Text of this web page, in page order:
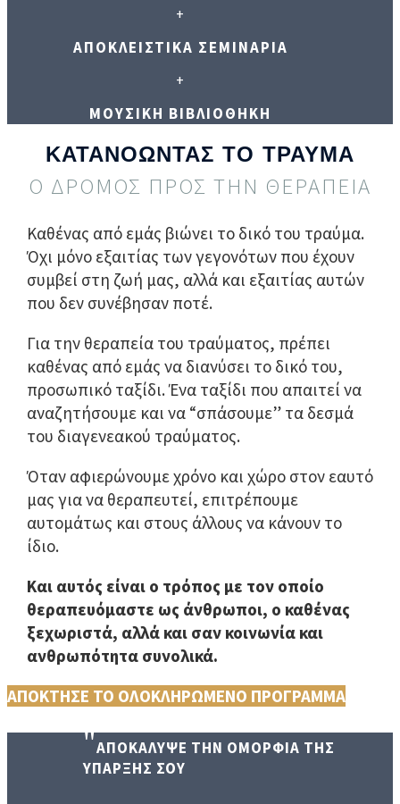
+
ΑΠΟΚΛΕΙΣΤΙΚΑ ΣΕΜΙΝΑΡΙΑ
+
ΜΟΥΣΙΚΗ ΒΙΒΛΙΟΘΗΚΗ
ΚΑΤΑΝΟΩΝΤΑΣ ΤΟ ΤΡΑΥΜΑ
Ο ΔΡΟΜΟΣ ΠΡΟΣ ΤΗΝ ΘΕΡΑΠΕΙΑ
Καθένας από εμάς βιώνει το δικό του τραύμα.
Όχι μόνο εξαιτίας των γεγονότων που έχουν
συμβεί στη ζωή μας, αλλά και εξαιτίας αυτών
που δεν συνέβησαν ποτέ.
Για την θεραπεία του τραύματος, πρέπει
καθένας από εμάς να διανύσει το δικό του,
προσωπικό ταξίδι. Ένα ταξίδι που απαιτεί να
αναζητήσουμε και να “σπάσουμε” τα δεσμά
του διαγενεακού τραύματος.
Όταν αφιερώνουμε χρόνο και χώρο στον εαυτό
μας για να θεραπευτεί, επιτρέπουμε
αυτομάτως και στους άλλους να κάνουν το
ίδιο.
Και αυτός είναι ο τρόπος με τον οποίο
θεραπευόμαστε ως άνθρωποι, ο καθένας
ξεχωριστά, αλλά και σαν κοινωνία και
ανθρωπότητα συνολικά.
ΑΠΟΚΤΗΣΕ ΤΟ ΟΛΟΚΛΗΡΩΜΕΝΟ ΠΡΟΓΡΑΜΜΑ
ΑΠΟΚΑΛΥΨΕ ΤΗΝ ΟΜΟΡΦΙΑ ΤΗΣ
ΥΠΑΡΞΗΣ ΣΟΥ